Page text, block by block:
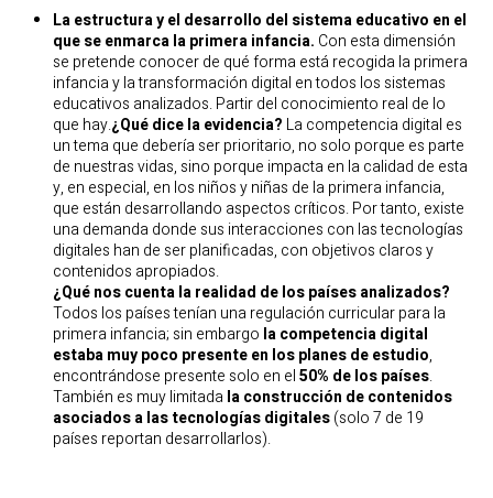
La estructura y el desarrollo del sistema educativo en el
que se enmarca la primera infancia. Con esta dimensión
se pretende conocer de qué forma está recogida la primera
infancia y la transformación digital en todos los sistemas
educativos analizados. Partir del conocimiento real de lo
que hay.¿Qué dice la evidencia? La competencia digital es
un tema que debería ser prioritario, no solo porque es parte
de nuestras vidas, sino porque impacta en la calidad de esta
y, en especial, en los niños y niñas de la primera infancia,
que están desarrollando aspectos críticos. Por tanto, existe
una demanda donde sus interacciones con las tecnologías
digitales han de ser planificadas, con objetivos claros y
contenidos apropiados.
¿Qué nos cuenta la realidad de los países analizados?
Todos los países tenían una regulación curricular para la
primera infancia; sin embargo la competencia digital
estaba muy poco presente en los planes de estudio,
encontrándose presente solo en el50% de los países.
También es muy limitada la construcción de contenidos
asociados a las tecnologías digitales(solo 7 de 19
países reportan desarrollarlos).